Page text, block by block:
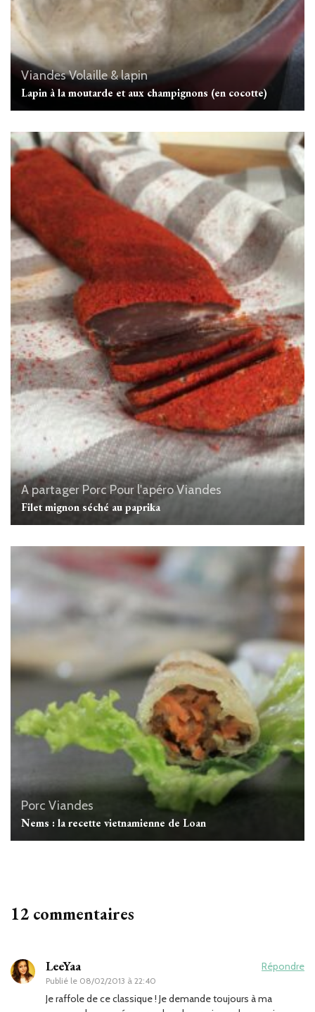
ViandesVolaille & lapin
Lapin à la moutarde et aux champignons (en cocotte)
A partager Porc Pour l'apéroViandes
Filet mignon séché au paprika
Porc Viandes
Nems : la recette vietnamienne de Loan
12 commentaires
LeeYaa
Publié le 08/02/2013 à 22:40
Répondre
Je raffole de ce classique ! Je demande toujours à ma